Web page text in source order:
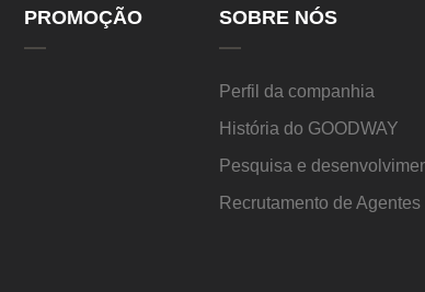
PROMOÇÃO SOBRE NÓS
Perfil da companhia
História do GOODWAY
Pesquisa e
Recrutamento de